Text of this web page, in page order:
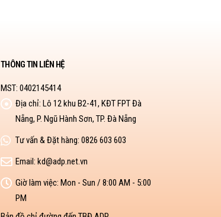
THÔNG TIN LIÊN HỆ
MST: 0402145414
Địa chỉ: Lô 12 khu B2-41, KĐT FPT Đà
Nẵng, P. Ngũ Hành Sơn, TP. Đà Nẵng
Tư vấn & Đặt hàng: 0826 603 603
Email: kd@adp.net.vn
Giờ làm việc: Mon - Sun / 8:00 AM - 5:00
PM